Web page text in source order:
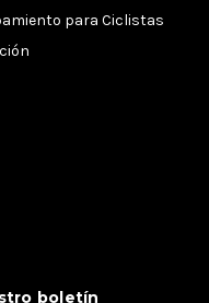
para Ciclistas
boletín